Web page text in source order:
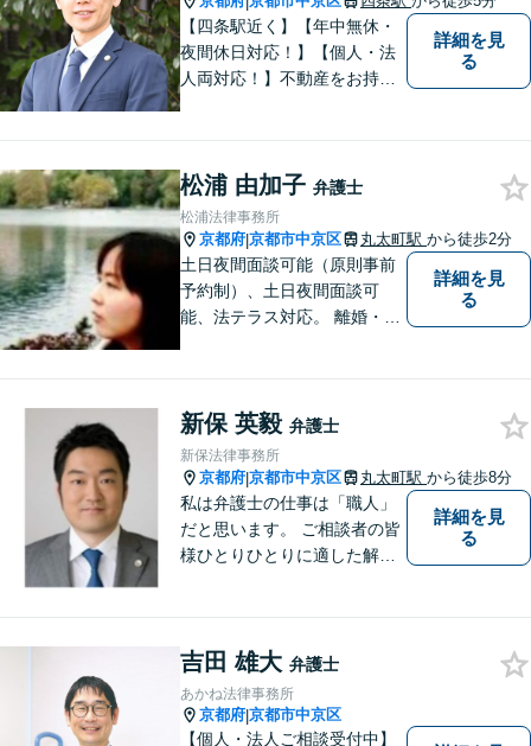
【完全個室】
【四条駅近く】【年中無休・
夜間休日対応！】【個人・法
人両対応！】不動産をお持ち
【24時間予約受付】【出張相
談可能】【弁護士保険（特
約）全社対応いたします】
詳細を見
る
松浦 由加子 弁護士
松浦法律事務所
京都府|京都市中京区 丸太町駅 から徒歩2分
土日夜間面談可能（原則事前
予約制）、土日夜間面談可
能、法テラス対応。 離婚・借
問題・クレーマー対応など事
業者様にも広く対応しており
ます。お気軽にご相談くださ
い。
詳細を見
る
新保 英毅 弁護士
新保法律事務所
京都府|京都市中京区 丸太町駅 から徒歩8分
私は弁護士の仕事は「職人」
だと思います。 ご相談者の皆
様ひとりひとりに適した解決
詳細を見
る
吉田 雄大 弁護士
あかね法律事務所
京都府|京都市中京区
【個人・法人ご相談受付中】